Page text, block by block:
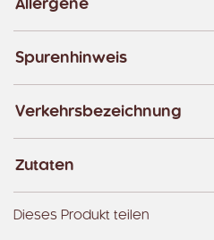
Allergene
Spurenhinweis
Verkehrsbezeichnung
Zutaten
Dieses Produkt teilen